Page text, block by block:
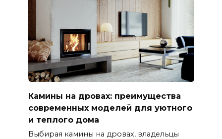
Камины на дровах: преимущества
современных моделей для уютного
и теплого дома
Выбирая камины на дровах, владельцы